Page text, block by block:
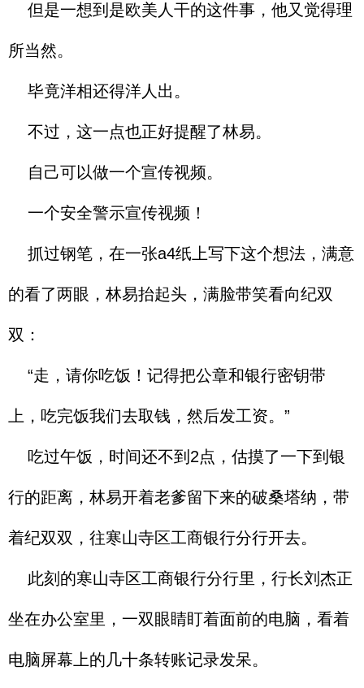
但是一想到是欧美人干的这件事，他又觉得理
所当然。
毕竟洋相还得洋人出。
不过，这一点也正好提醒了林易。
自己可以做一个宣传视频。
一个安全警示宣传视频！
抓过钢笔，在一张a4纸上写下这个想法，满意
的看了两眼，林易抬起头，满脸带笑看向纪双
双：
“走，请你吃饭！记得把公章和银行密钥带
上，吃完饭我们去取钱，然后发工资。”
吃过午饭，时间还不到2点，估摸了一下到银
行的距离，林易开着老爹留下来的破桑塔纳，带
着纪双双，往寒山寺区工商银行分行开去。
此刻的寒山寺区工商银行分行里，行长刘杰正
坐在办公室里，一双眼睛盯着面前的电脑，看着
电脑屏幕上的几十条转账记录发呆。